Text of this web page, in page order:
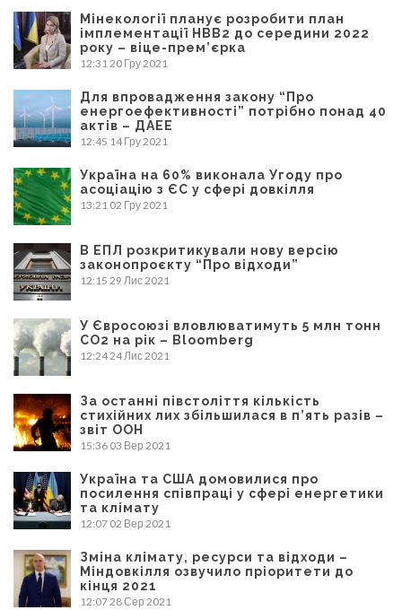
Мінекології планує розробити план
імплементації НВВ2 до середини 2022
року – віце-прем’єрка
12:3120 Гру 2021
Для впровадження закону “Про
енергоефективності” потрібно понад 40
актів – ДАЕЕ
12:45 14 Гру 2021
Україна на 60% виконала Угоду про
асоціацію з ЄС у сфері довкілля
13:21 02 Гру 2021
В ЕПЛ розкритикували нову версію
законопроєкту “Про відходи”
12:15 29 Лис 2021
У Євросоюзі вловлюватимуть 5 млн тонн
CO2 на рік – Bloomberg
12:2424 Лис 2021
За останні півстоліття кількість
стихійних лих збільшилася в п’ять разів –
звіт ООН
15:36 03 Вер 2021
Україна та США домовилися про
посилення співпраці у сфері енергетики
та клімату
12:07 02 Вер 2021
Зміна клімату, ресурси та відходи –
Міндовкілля озвучило пріоритети до
кінця 2021
12:0728 Сер 2021